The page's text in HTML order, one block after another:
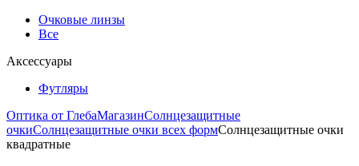
Очковые линзы
Все
Аксессуары
Футляры
Оптика от ГлебаМагазинСолнцезащитные
очкиСолнцезащитные очки всех формСолнцезащитные очки
квадратные